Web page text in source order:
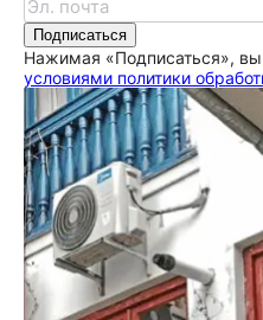
Подписаться
Нажимая «Подписаться»,
условиями политики